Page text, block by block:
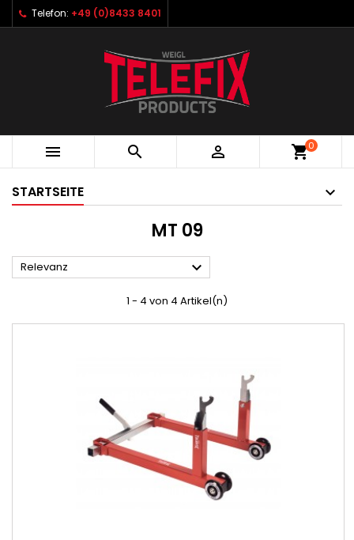
Telefon: +49 (0)8433 8401
   shopping_cart0
STARTSEITE
MT 09
Relevanz 
1 - 4 von 4 Artikel(n)